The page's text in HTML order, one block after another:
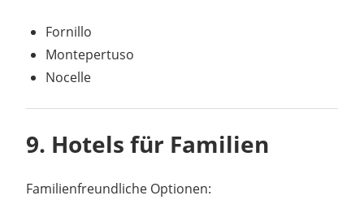
Fornillo
Montepertuso
Nocelle
9. Hotels für Familien
Familienfreundliche Optionen: